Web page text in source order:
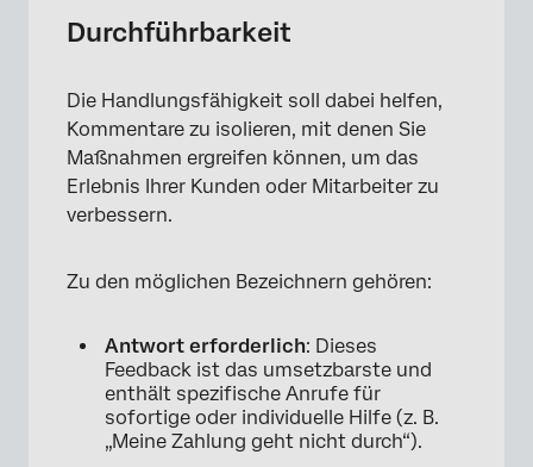
Durchführbarkeit
Die Handlungsfähigkeit soll dabei helfen,
Kommentare zu isolieren, mit denen Sie
Maßnahmen ergreifen können, um das
Erlebnis Ihrer Kunden oder Mitarbeiter zu
verbessern.
Zu den möglichen Bezeichnern gehören:
Antwort erforderlich: Dieses
Feedback ist das umsetzbarste und
enthält spezifische Anrufe für
sofortige oder individuelle Hilfe (z. B.
„Meine Zahlung geht nicht durch“).